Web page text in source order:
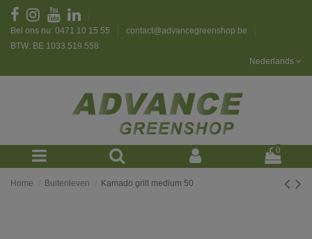
Bel ons nu: 0471 10 15 55
contact@advancegreenshop.be
BTW: BE 1033.519.558
Nederlands
0
Home Buitenleven Kamado grill medium 50